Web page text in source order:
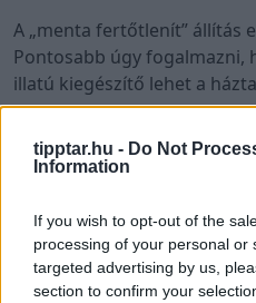
tipptar.hu - Do Not
Information
If you wish to opt-out of the
processing of your personal or
targeted advertising by us,
section to confirm your
A „menta fertőtlenít” állítás
Pontosabb úgy fogalmazni,
illatú kiegészítő lehet a
6. Menta hangyák
A borsmenta erőteljes illata
mentás permetet fújnak a
mások borsmentaolajos
ajtók, ablakok vagy kisebb